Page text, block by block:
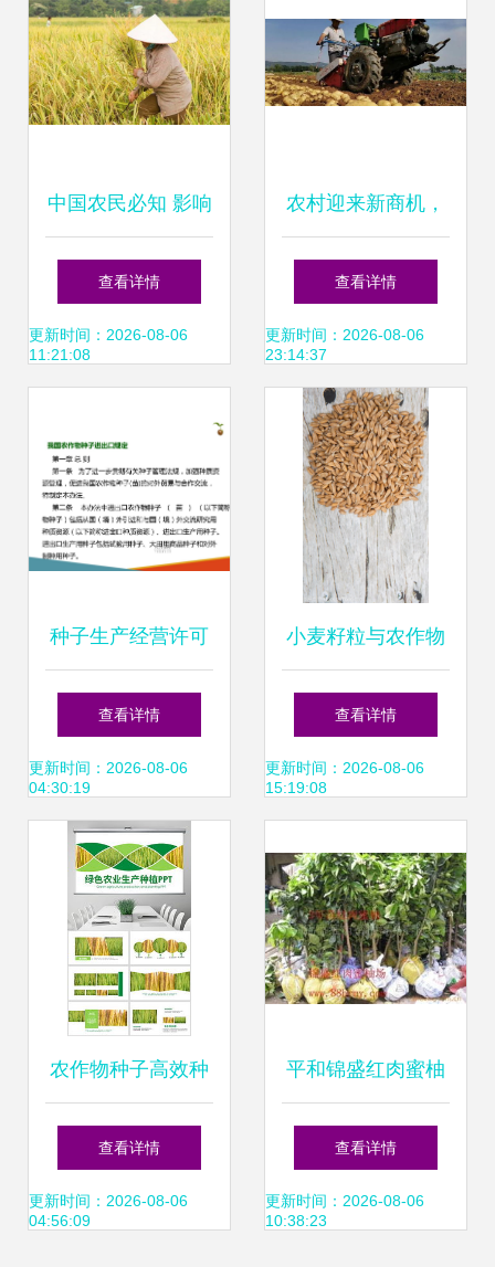
中国农民必知 影响
世界的6种农作物
种子
查看详情
更新时间：2026-08-06
11:21:08
农村迎来新商机，
国家支持作物助力
农民抢先种植
查看详情
更新时间：2026-08-06
23:14:37
种子生产经营许可
管理与我国农作物
种子进出口规定的
协调路径
查看详情
更新时间：2026-08-06
04:30:19
小麦籽粒与农作物
种子 奥秘与价值
查看详情
更新时间：2026-08-06
15:19:08
农作物种子高效种
植指南 从选种到丰
收的实战模板
查看详情
更新时间：2026-08-06
04:56:09
平和锦盛红肉蜜柚
贸易 精选农作物种
子与种苗产品列表
查看详情
更新时间：2026-08-06
10:38:23